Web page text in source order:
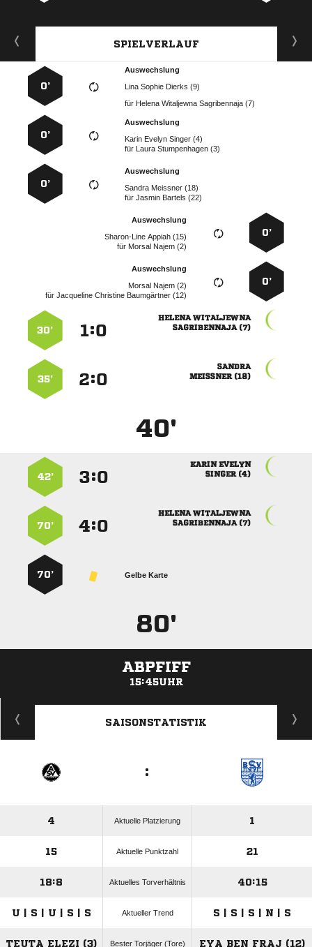
SPIELVERLAUF
Auswechslung
   
für    
0’
Auswechslung
   
für   
0’
Auswechslung
  
für  
0’
0’
Auswechslung
  
für   
0’
Auswechslung
  
für   
 
 
:
30’

 
:
35’
40'
 
 
:
42’
 
 
:
70’
Gelbe Karte
70’
80'
ABPFIFF
15:45UHR
ANZEIGE
SAISONSTATISTIK
:
4 Aktuelle Platzierung 1
15 Aktuelle Punktzahl 21
18:8 Aktuelles Torverhältnis 40:15
U | S | U | S | S Aktueller Trend S | S | S | N | S
TEUTA ELEZI (3) Bester Torjäger (Tore) EYA BEN FRAJ (12)